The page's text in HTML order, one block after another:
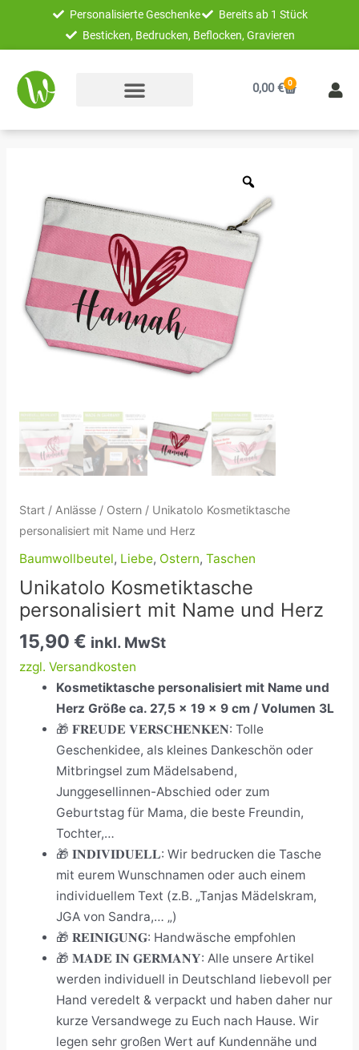
springen
Personalisierte Geschenke
Bereits ab 1 Stück
Besticken, Bedrucken, Beflocken, Gravieren
0,00€ 0
Warenkorb
Start/ Anlässe/ Ostern/ Unikatolo Kosmetiktasche
personalisiert mit Name und Herz
Baumwollbeutel, Liebe, Ostern, Taschen
Unikatolo Kosmetiktasche
personalisiert mit Name und Herz
15,90 € inkl. MwSt
zzgl. Versandkosten
Kosmetiktasche personalisiert mit Name und
Herz Größe ca. 27,5 x 19 x 9 cm / Volumen 3L
🎁 𝐅𝐑𝐄𝐔𝐃𝐄 𝐕𝐄𝐑𝐒𝐂𝐇𝐄𝐍𝐊𝐄𝐍: Tolle
Geschenkidee, als kleines Dankeschön oder
Mitbringsel zum Mädelsabend,
Junggesellinnen-Abschied oder zum
Geburtstag für Mama, die beste Freundin,
Tochter,…
🎁 𝐈𝐍𝐃𝐈𝐕𝐈𝐃𝐔𝐄𝐋𝐋: Wir bedrucken die Tasche
mit eurem Wunschnamen oder auch einem
individuellem Text (z.B. „Tanjas Mädelskram,
JGA von Sandra,… „)
🎁 𝐑𝐄𝐈𝐍𝐈𝐆𝐔𝐍𝐆: Handwäsche empfohlen
🎁 𝐌𝐀𝐃𝐄 𝐈𝐍 𝐆𝐄𝐑𝐌𝐀𝐍𝐘: Alle unsere Artikel
werden individuell in Deutschland liebevoll per
Hand veredelt & verpackt und haben daher nur
kurze Versandwege zu Euch nach Hause. Wir
legen sehr großen Wert auf Kundennähe und
personalisiert
Name
und
Herz
Menge